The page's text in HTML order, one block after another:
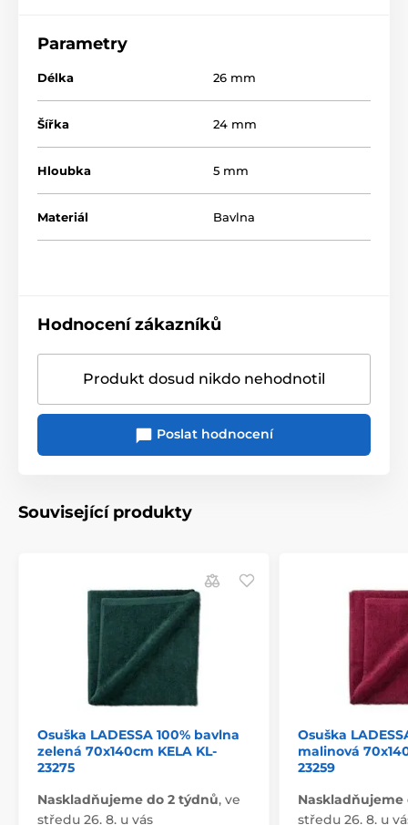
Parametry
Délka 26 mm
Šířka 24 mm
Hloubka 5 mm
Materiál Bavlna
Hodnocení zákazníků
Produkt dosud nikdo nehodnotil
Poslat hodnocení
Související produkty
Osuška LADESSA 100% bavlna
zelená 70x140cm KELA KL-
23275
Naskladňujeme do 2 týdnů, ve
středu 26. 8. u vás
Osuška
malinová
23259
Naskladňujeme
středu 26. 8. u